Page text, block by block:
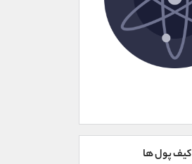
کیف پول ها